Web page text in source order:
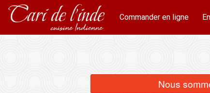
Commander en ligne
Nous